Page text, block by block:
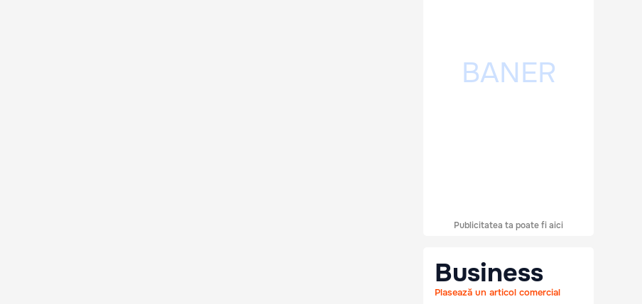
Publicitatea ta poate fi aici
Business
Plasează un articol comercial